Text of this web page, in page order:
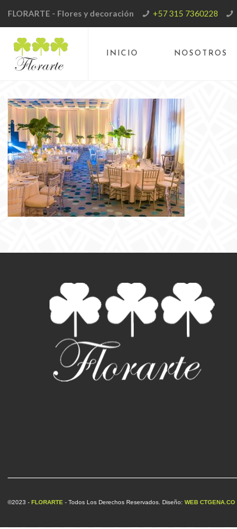
FLORARTE - Flores y decoración +57 315 7360228
INICIO NOSOTROS
©2023 -FLORARTE - Todos Los Derechos Reservados. Diseño:WEB CTGENA.CO